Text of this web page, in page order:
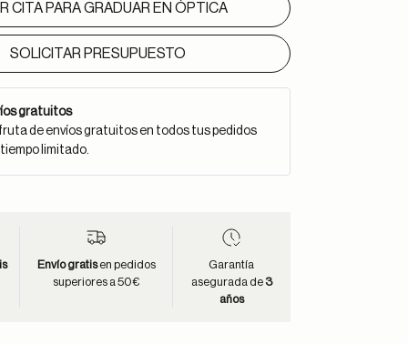
CITA PARA GRADUAR EN ÓPTICA
SOLICITAR PRESUPUESTO
gratuitos
de envíos gratuitos en todos tus pedidos
limitado.
Envío gratisen pedidos
superiores a 50€
Garantía
asegurada de 3
años